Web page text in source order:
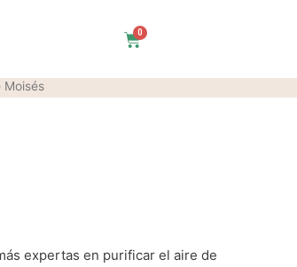
$
Moisés
expertas en purificar el aire de